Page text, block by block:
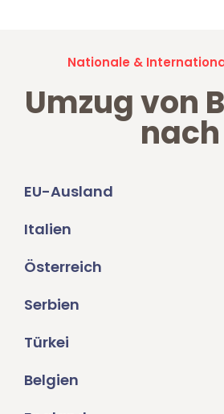
Nationale &
Umzug von
nach
EU-Ausland
Italien
Österreich
Serbien
Türkei
Belgien